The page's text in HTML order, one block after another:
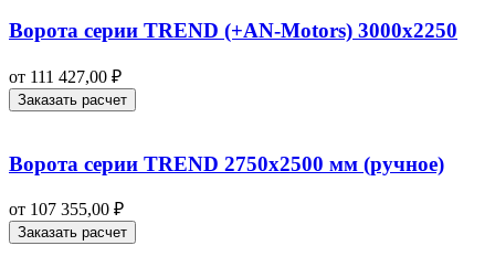
Ворота серии TREND (+AN‑Motors) 3000х2250
от 111 427,00 ₽
Заказать расчет
Ворота серии TREND 2750х2500 мм (ручное)
от 107 355,00 ₽
Заказать расчет